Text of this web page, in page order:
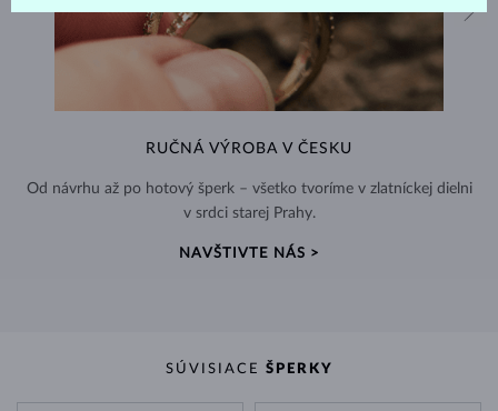
RUČNÁ VÝROBA V ČESKU
Od návrhu až po hotový šperk – všetko tvoríme v zlatníckej dielni
v srdci starej Prahy.
NAVŠTIVTE NÁS >
SÚVISIACE ŠPERKY